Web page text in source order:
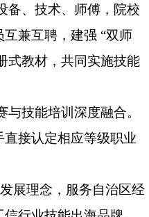
备、技术、师傅，院校
兼互聘，建强 “双师
式教材，共同实施技能
技能培训深度融合。
接认定相应等级职业
发展理念，服务自治区经